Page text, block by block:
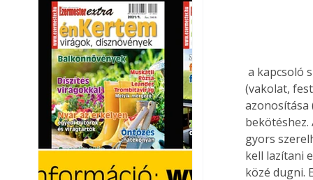
a kapcsoló számára beépített doboz megtisztítása az esetleges szennyeződésektől
(vakolat,
azonosítása
gyors
kell lazítani
közé dugni.